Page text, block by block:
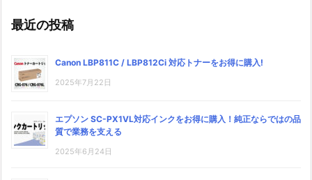
最近の投稿
Canon LBP811C / LBP812Ci 対応トナーをお得に購入!
2025年7月22日
エプソン SC-PX1VL対応インクをお得に購入！純正ならではの品
質で業務を支える
2025年6月24日